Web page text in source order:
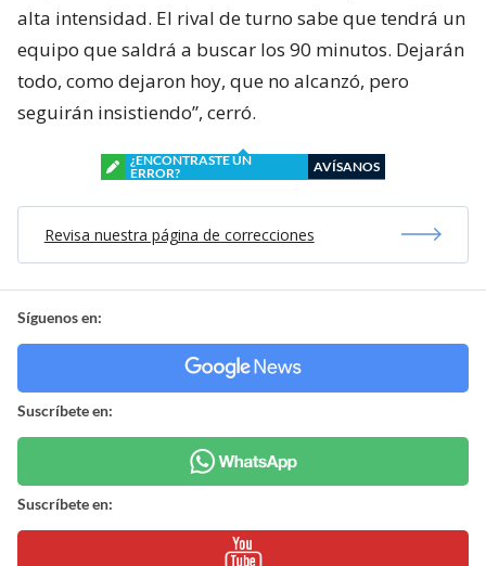
alta intensidad. El rival de turno sabe que tendrá un
equipo que saldrá a buscar los 90 minutos. Dejarán
todo, como dejaron hoy, que no alcanzó, pero
seguirán insistiendo”, cerró.
¿ENCONTRASTE UN
ERROR?
AVÍSANOS
Revisa nuestra página de correcciones
Síguenos en:
Suscríbete en:
Suscríbete en: